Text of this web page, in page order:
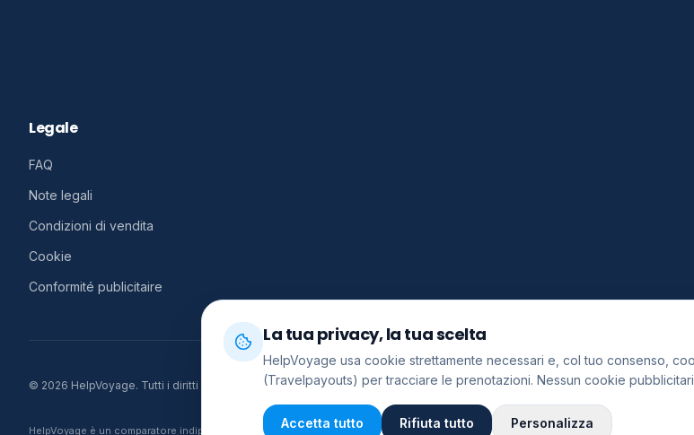
Legale
FAQ
Note legali
Condizioni di vendita
Cookie
Conformité publicitaire
© 2026 HelpVoyage. Tutti i diritti riservati.
HelpVoyage è un comparatore indipendente. Le prenotazioni vengono effettuate direttamente sui siti dei nostri partner (Aviasales,
La tua privacy, la tua scelta
HelpVoyage usa cookie strettamente necessari e, col tuo consenso,
(Travelpayouts) per tracciare le prenotazioni. Nessun cookie
Accetta tutto Rifiuta tutto Personalizza